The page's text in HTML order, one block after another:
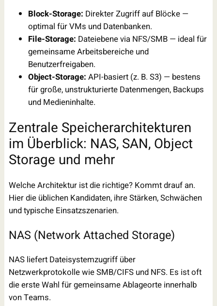
Block-Storage: Direkter Zugriff auf Blöcke —
optimal für VMs und Datenbanken.
File-Storage: Dateiebene via NFS/SMB — ideal für
gemeinsame Arbeitsbereiche und
Benutzerfreigaben.
Object-Storage: API-basiert (z. B. S3) — bestens
für große, unstrukturierte Datenmengen, Backups
und Medieninhalte.
Zentrale Speicherarchitekturen
im Überblick: NAS, SAN, Object
Storage und mehr
Welche Architektur ist die richtige? Kommt drauf an.
Hier die üblichen Kandidaten, ihre Stärken, Schwächen
und typische Einsatzszenarien.
NAS (Network Attached Storage)
NAS liefert Dateisystemzugriff über
Netzwerkprotokolle wie SMB/CIFS und NFS. Es ist oft
die erste Wahl für gemeinsame Ablageorte innerhalb
von Teams.